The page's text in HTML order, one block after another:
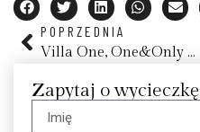
POPRZEDNIA
Villa One, One&Only Le Saint Géran Hotel, Mauritius
Zapytaj o wycieczkę